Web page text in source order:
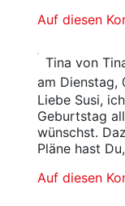
Auf diesen
Tina von
am Dienstag,
Liebe Susi,
Geburtstag
wünschst.
Pläne hast
Auf diesen